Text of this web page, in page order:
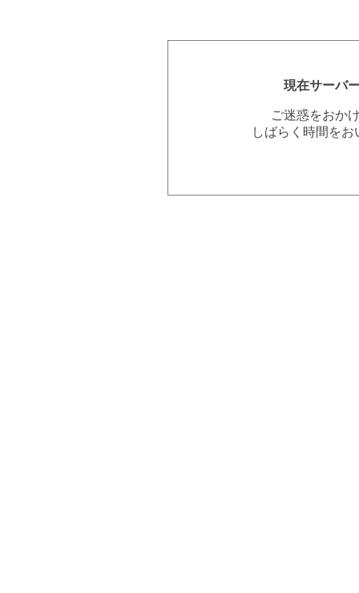
現在サーバ
ご迷惑をおか
しばらく時間を